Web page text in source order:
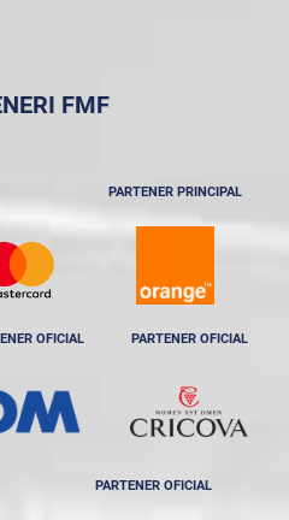
FMF
PARTENER PRINCIPAL
OFICIAL PARTENER OFICIAL
PARTENER OFICIAL